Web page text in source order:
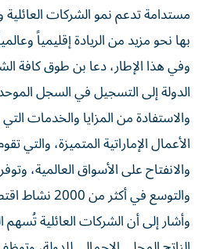
مستدامة تدعم نمو الشركات العائلية
بها نحو مزيد من الريادة إقليمياً
وفي هذا الإطار، دعا بن طوق كافة
الدولة إلى التسجيل في السجل
والاستفادة من المزايا والخدمات
الأعمال الإماراتية المتميزة، والتي
والانفتاح على الأسواق العالمية،
والتوسع في أكثر من 2000 نشاط اقتصادي.